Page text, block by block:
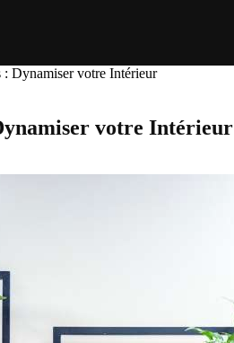
: Dynamiser votre Intérieur
votre Intérieur